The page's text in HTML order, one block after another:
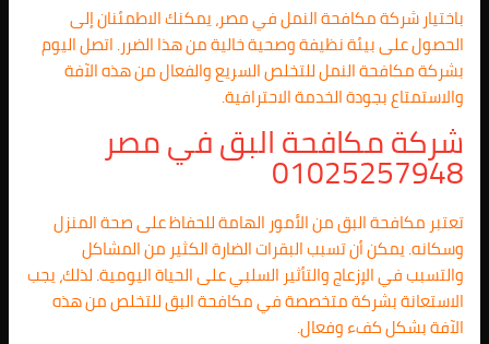
باختيار شركة مكافحة النمل في مصر، يمكنك الاطمئنان إلى
الحصول على بيئة نظيفة وصحية خالية من هذا الضرر. اتصل اليوم
بشركة مكافحة النمل للتخلص السريع والفعال من هذه الآفة
والاستمتاع بجودة الخدمة الاحترافية.
شركة مكافحة البق في مصر
01025257948
تعتبر مكافحة البق من الأمور الهامة للحفاظ على صحة المنزل
وسكانه. يمكن أن تسبب البقرات الضارة الكثير من المشاكل
والتسبب في الإزعاج والتأثير السلبي على الحياة اليومية. لذلك، يجب
الاستعانة بشركة متخصصة في مكافحة البق للتخلص من هذه
الآفة بشكل كفء وفعال.